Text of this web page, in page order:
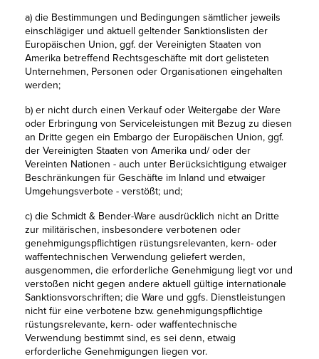
a) die Bestimmungen und Bedingungen sämtlicher jeweils
einschlägiger und aktuell geltender Sanktionslisten der
Europäischen Union, ggf. der Vereinigten Staaten von
Amerika betreffend Rechtsgeschäfte mit dort gelisteten
Unternehmen, Personen oder Organisationen eingehalten
werden;
b) er nicht durch einen Verkauf oder Weitergabe der Ware
oder Erbringung von Serviceleistungen mit Bezug zu diesen
an Dritte gegen ein Embargo der Europäischen Union, ggf.
der Vereinigten Staaten von Amerika und/ oder der
Vereinten Nationen - auch unter Berücksichtigung etwaiger
Beschränkungen für Geschäfte im Inland und etwaiger
Umgehungsverbote - verstößt; und;
c) die Schmidt & Bender-Ware ausdrücklich nicht an Dritte
zur militärischen, insbesondere verbotenen oder
genehmigungspflichtigen rüstungsrelevanten, kern- oder
waffentechnischen Verwendung geliefert werden,
ausgenommen, die erforderliche Genehmigung liegt vor und
verstoßen nicht gegen andere aktuell gültige internationale
Sanktionsvorschriften; die Ware und ggfs. Dienstleistungen
nicht für eine verbotene bzw. genehmigungspflichtige
rüstungsrelevante, kern- oder waffentechnische
Verwendung bestimmt sind, es sei denn, etwaig
erforderliche Genehmigungen liegen vor.